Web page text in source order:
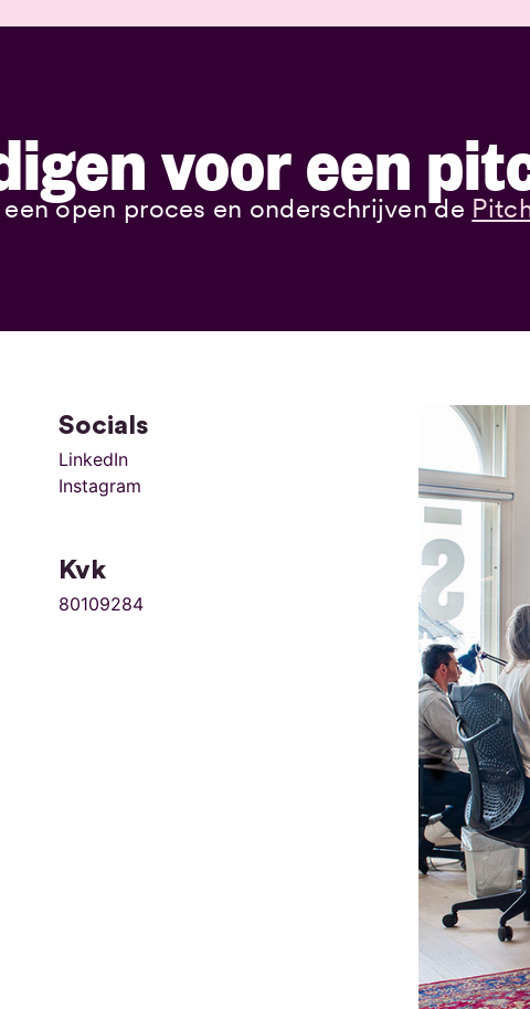
voor een
open proces en onderschrijven de
Socials
LinkedIn
Instagram
Kvk
80109284